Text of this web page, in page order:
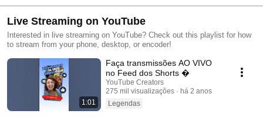
Live Streaming on YouTube
Interested in live streaming on YouTube? Check out this playlist for how
to stream from your phone, desktop, or encoder!
1:01
Faça transmissões AO VIVO
no Feed dos Shorts �
YouTube Creators
275 mil visualizações
há 2 anos
Legendas